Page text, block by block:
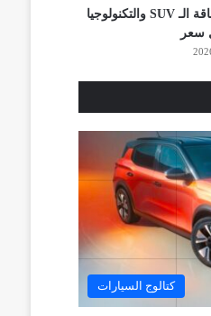
هافال H6.. أناقة الـ SUV والتكنولوجيا
سعر
كتالوج السيارات